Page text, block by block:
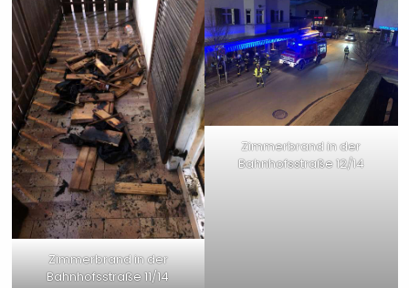
Zimmerbrand in der
Bahnhofsstraße 11/14
Zimmerbrand in der
Bahnhofsstraße 12/14